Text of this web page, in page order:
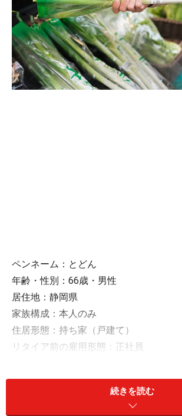
ペンネーム：とどん
年齢・性別：66歳・男性
居住地：静岡県
家族構成：本人のみ
住居形態：持ち家（戸建て）
リタイア前の雇用形態：正社員
現預金：1000万円
続きを読む